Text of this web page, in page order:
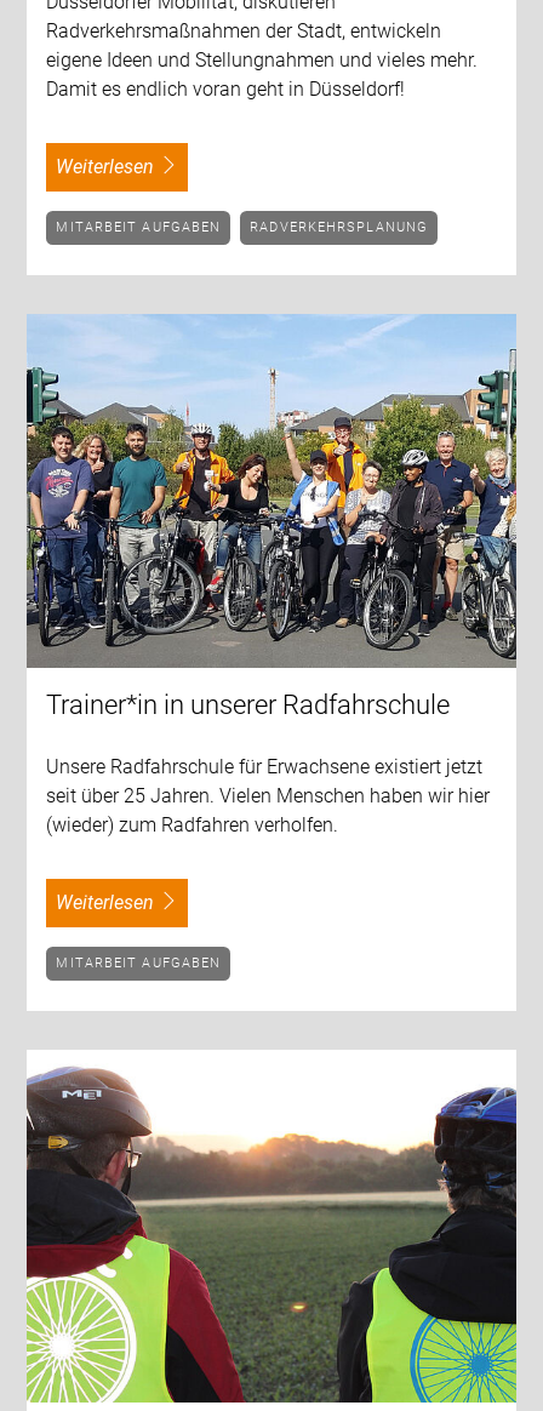
Radverkehrsmaßnahmen der Stadt, entwickeln
eigene Ideen und Stellungnahmen und vieles mehr.
Damit es endlich voran geht in Düsseldorf!
weiterlesen
MITARBEIT AUFGABEN RADVERKEHRSPLANUNG
Trainer*in in unserer Radfahrschule
Unsere Radfahrschule für Erwachsene existiert jetzt
seit über 25 Jahren. Vielen Menschen haben wir hier
(wieder) zum Radfahren verholfen.
weiterlesen
MITARBEIT AUFGABEN